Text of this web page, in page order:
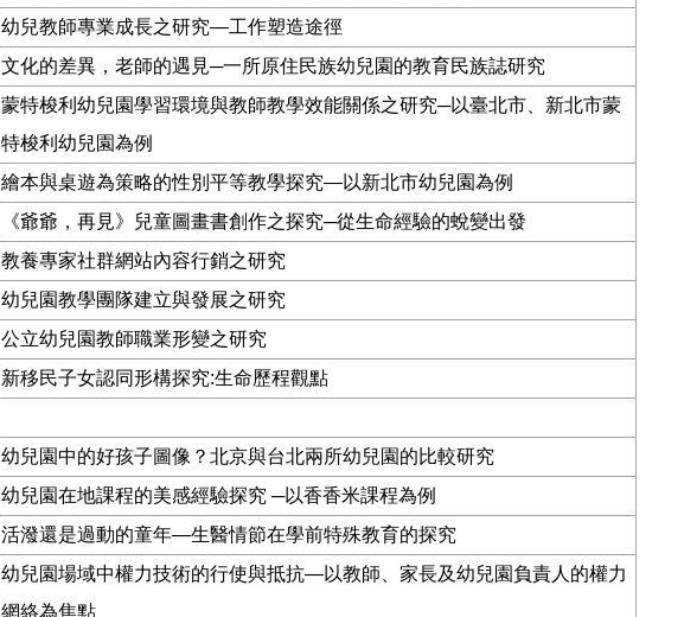
幼兒教師專業成長之研究—工作塑造途徑
文化的差異，老師的遇見─一所原住民族幼兒園的教育民族誌研究
蒙特梭利幼兒園學習環境與教師教學效能關係之研究─以臺北市、新北市蒙
特梭利幼兒園為例
繪本與桌遊為策略的性別平等教學探究—以新北市幼兒園為例
《爺爺，再見》兒童圖畫書創作之探究─從生命經驗的蛻變出發
教養專家社群網站內容行銷之研究
幼兒園教學團隊建立與發展之研究
公立幼兒園教師職業形變之研究
新移民子女認同形構探究:生命歷程觀點
幼兒園中的好孩子圖像？北京與台北兩所幼兒園的比較研究
幼兒園在地課程的美感經驗探究 ─以香香米課程為例
活潑還是過動的童年—生醫情節在學前特殊教育的探究
幼兒園場域中權力技術的行使與抵抗—以教師、家長及幼兒園負責人的權力
網絡為焦點